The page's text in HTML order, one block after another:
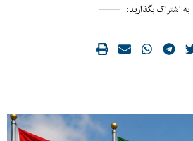
به اشتراک بگذارید: